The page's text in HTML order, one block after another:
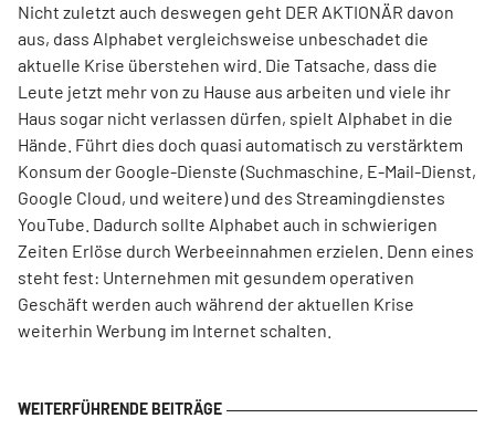
Nicht zuletzt auch deswegen geht DER AKTIONÄR davon
aus, dass Alphabet vergleichsweise unbeschadet die
aktuelle Krise überstehen wird. Die Tatsache, dass die
Leute jetzt mehr von zu Hause aus arbeiten und viele ihr
Haus sogar nicht verlassen dürfen, spielt Alphabet in die
Hände. Führt dies doch quasi automatisch zu verstärktem
Konsum der Google-Dienste (Suchmaschine, E-Mail-Dienst,
Google Cloud, und weitere) und des Streamingdienstes
YouTube. Dadurch sollte Alphabet auch in schwierigen
Zeiten Erlöse durch Werbeeinnahmen erzielen. Denn eines
steht fest: Unternehmen mit gesundem operativen
Geschäft werden auch während der aktuellen Krise
weiterhin Werbung im Internet schalten.